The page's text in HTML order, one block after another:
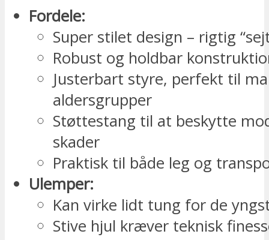
Fordele:
Super stilet design – rigtig
Robust og holdbar
Justerbart styre, perfekt til
aldersgrupper
Støttestang til at beskytte
skader
Praktisk til både leg og
Ulemper:
Kan virke lidt tung for de
Stive hjul kræver teknisk